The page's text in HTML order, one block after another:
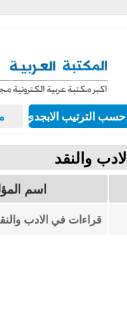
الترتيب الابجدي
والنقد
اسم
قراءات في الادب